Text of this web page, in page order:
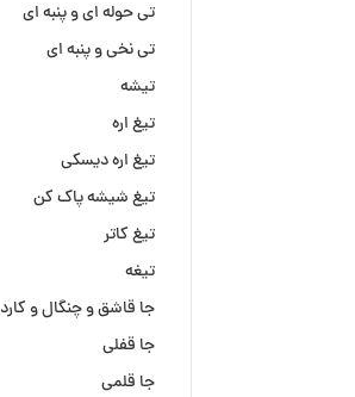
تی حوله ای و پنبه ای
تی نخی و پنبه ای
تیشه
تیغ اره
تیغ اره دیسکی
تیغ شیشه پاک کن
تیغ کاتر
تیغه
جا قاشق و چنگال و کارد
جا قفلی
جا قلمی